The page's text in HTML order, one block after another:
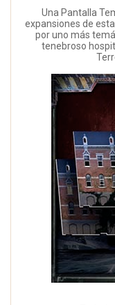
Una Pantalla
expansiones de
por uno más
tenebroso